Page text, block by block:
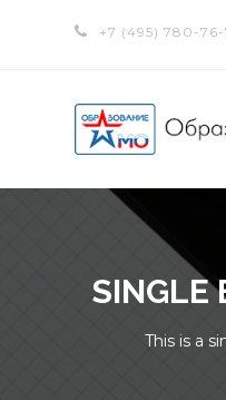
+7 (495) 780-76-
SINGLE
This is a